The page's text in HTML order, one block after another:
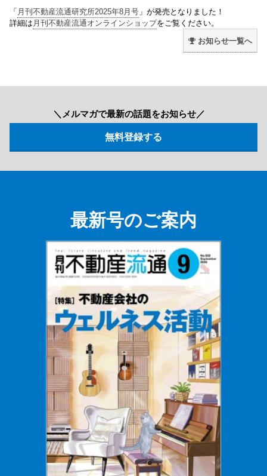
「 月刊不動産流通研究所2025年8月号 」が発売となりました！
詳細は 月刊不動産流通オンラインショップをご覧ください。
お知らせ一覧へ
＼メルマガで最新の話題をお知らせ／
最新号のご案内